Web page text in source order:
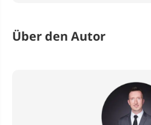
Über den Autor